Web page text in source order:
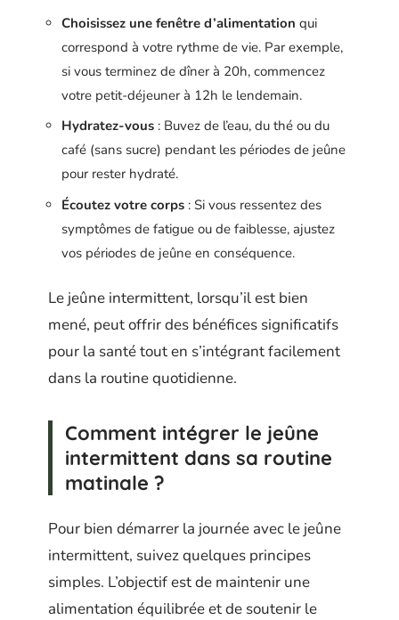
Choisissez une fenêtre d’alimentation qui
correspond à votre rythme de vie. Par exemple,
si vous terminez de dîner à 20h, commencez
votre petit-déjeuner à 12h le lendemain.
Hydratez-vous : Buvez de l’eau, du thé ou du
café (sans sucre) pendant les périodes de jeûne
pour rester hydraté.
Écoutez votre corps : Si vous ressentez des
symptômes de fatigue ou de faiblesse, ajustez
vos périodes de jeûne en conséquence.
Le jeûne intermittent, lorsqu’il est bien
mené, peut offrir des bénéfices significatifs
pour la santé tout en s’intégrant facilement
dans la routine quotidienne.
Comment intégrer le jeûne
intermittent dans sa routine
matinale ?
Pour bien démarrer la journée avec le jeûne
intermittent, suivez quelques principes
simples. L’objectif est de maintenir une
alimentation équilibrée et de soutenir le